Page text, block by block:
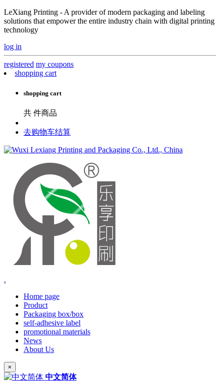
LeXiang Printing - A provider of modern packaging and labeling
solutions that empower the entire industry chain with digital printing
technology
log in
registered my coupons
shopping cart
shopping cart
共 件商品
去购物车结算
.
Home page
Product
Packaging box/box
self-adhesive label
promotional materials
News
About Us
×
中文简体